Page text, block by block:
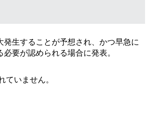
発生することが予想され、かつ早急に
要が認められる場合に発表。
ていません。